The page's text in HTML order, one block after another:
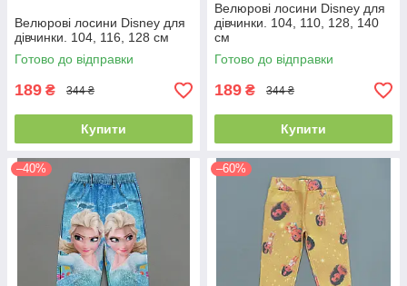
Велюрові лосини Disney для
дівчинки. 104, 116, 128 см
Готово до відправки
189 ₴ 344 ₴
Купити
Велюрові лосини Disney для
дівчинки. 104, 110, 128, 140
см
Готово до відправки
189 ₴ 344 ₴
Купити
–40% –60%